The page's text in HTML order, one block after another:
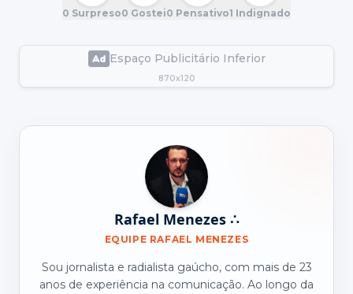
0 Surpreso0 Gostei0 Pensativo1 Indignado
Espaço Publicitário Inferior
870x120
Rafael Menezes ∴
EQUIPE RAFAEL MENEZES
Sou jornalista e radialista gaúcho, com mais de 23
anos de experiência na comunicação. Ao longo da